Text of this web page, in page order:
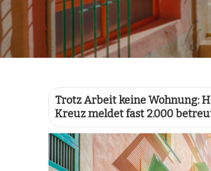
Trotz Arbeit keine Wohnung:
Kreuz meldet fast 2.000